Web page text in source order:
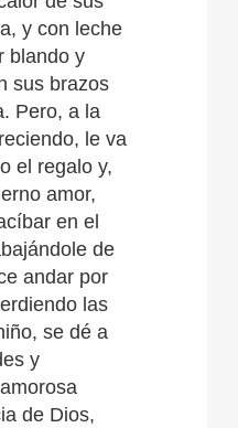
y con leche
blando y
sus brazos
Pero, a la
le va
el regalo y,
amor,
en el
de
andar por
las
se dé a
y
de Dios,